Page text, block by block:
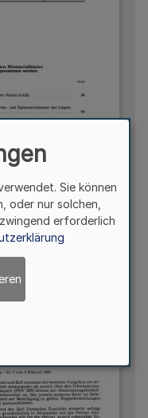
Sie können
oder nur solchen,
erforderlich